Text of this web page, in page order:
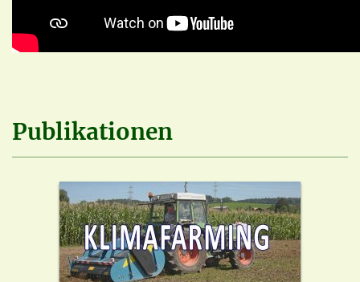
Publikationen